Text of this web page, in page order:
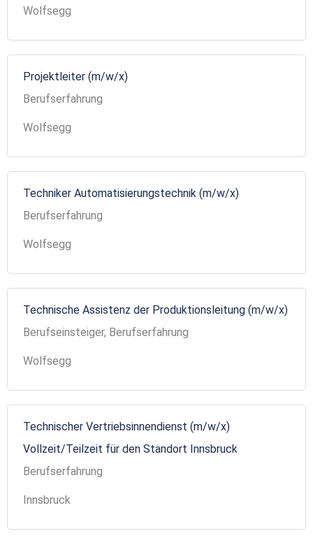
Wolfsegg
Projektleiter (m/w/x)
Berufserfahrung
Wolfsegg
Techniker Automatisierungstechnik (m/w/x)
Berufserfahrung
Wolfsegg
Technische Assistenz der Produktionsleitung (m/w/x)
Berufseinsteiger, Berufserfahrung
Wolfsegg
Technischer Vertriebsinnendienst (m/w/x)
Vollzeit/Teilzeit für den Standort Innsbruck
Berufserfahrung
Innsbruck